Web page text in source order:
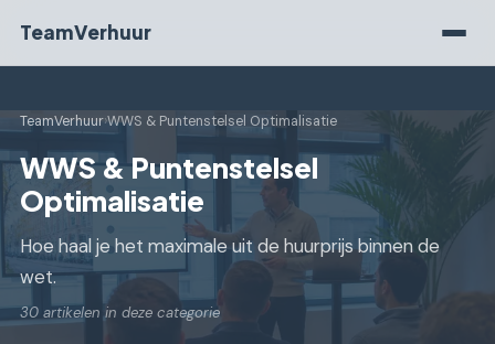
TeamVerhuur
TeamVerhuur›WWS & Puntenstelsel Optimalisatie
WWS & Puntenstelsel
Optimalisatie
Hoe haal je het maximale uit de huurprijs binnen de
wet.
30 artikelen in deze categorie